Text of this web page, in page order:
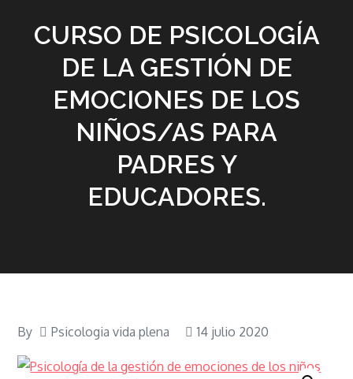
CURSO DE PSICOLOGÍA
DE LA GESTIÓN DE
EMOCIONES DE LOS
NIÑOS/AS PARA
PADRES Y
EDUCADORES.
By Psicologia vida plena 14 julio 2020